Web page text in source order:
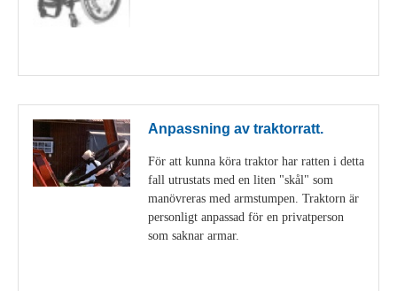
Anpassning av traktorratt.
För att kunna köra traktor har ratten i detta
fall utrustats med en liten "skål" som
manövreras med armstumpen. Traktorn är
personligt anpassad för en privatperson
som saknar armar.